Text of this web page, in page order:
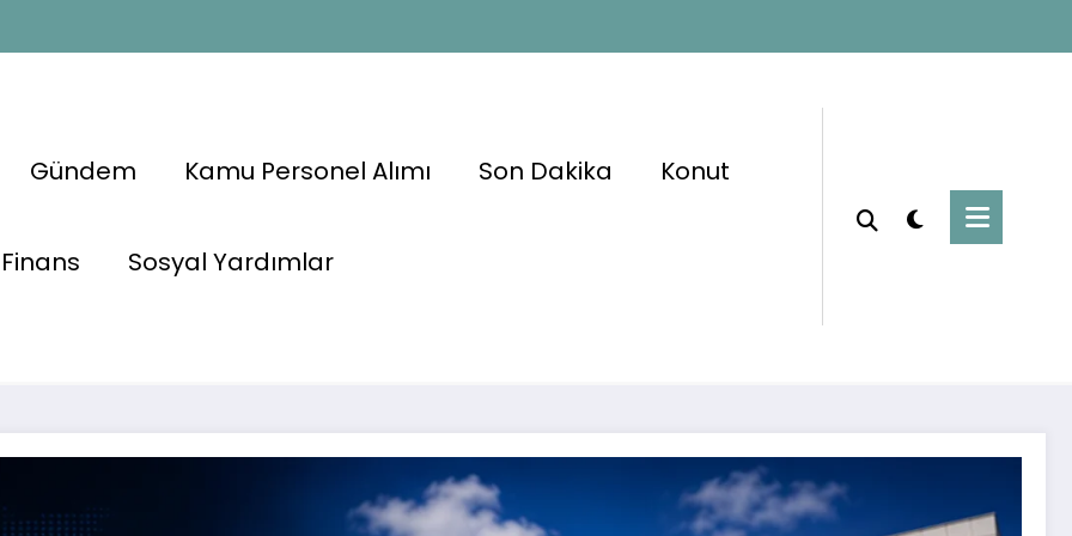
Gündem Kamu Personel Alımı Son Dakika Konut
Finans Sosyal Yardımlar
700
İş ilanları